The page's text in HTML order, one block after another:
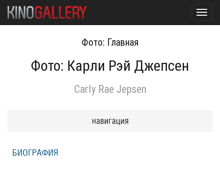
Фото: Главная
Фото: Карли Рэй Джепсен
Carly Rae Jepsen
навигация
БИОГРАФИЯ